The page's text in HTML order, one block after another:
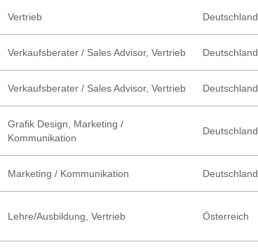
Vertrieb Deutschland
Verkaufsberater / Sales Advisor, Vertrieb Deutschland
Verkaufsberater / Sales Advisor, Vertrieb Deutschland
Grafik Design, Marketing /
Kommunikation
Deutschland
Marketing / Kommunikation Deutschland
Lehre/Ausbildung, Vertrieb Österreich